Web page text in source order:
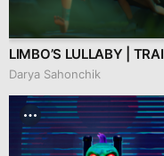
LIMBO’S LULLABY |
Darya Sahonchik